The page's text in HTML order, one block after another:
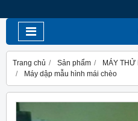
Trang chủ Sản phẩm
MÁY THỬ
Máy dập mẫu hình mái chèo